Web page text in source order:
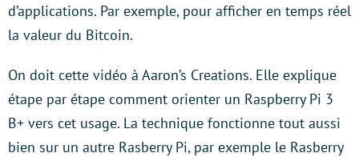
d’applications. Par exemple, pour afficher en temps réel
la valeur du Bitcoin.
On doit cette vidéo à Aaron’s Creations. Elle explique
étape par étape comment orienter un Raspberry Pi 3
B+ vers cet usage. La technique fonctionne tout aussi
bien sur un autre Rasberry Pi, par exemple le Rasberry